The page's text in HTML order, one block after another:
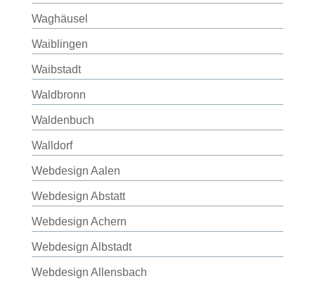
Waghäusel
Waiblingen
Waibstadt
Waldbronn
Waldenbuch
Walldorf
Webdesign Aalen
Webdesign Abstatt
Webdesign Achern
Webdesign Albstadt
Webdesign Allensbach